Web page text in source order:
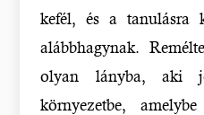
kefél, és a tanulásra
alábbhagynak.
olyan lányba, aki
környezetbe,